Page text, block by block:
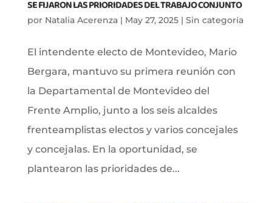
SE FIJARON LAS PRIORIDADES DEL TRABAJO CONJUNTO
por Natalia Acerenza| May 27, 2025| Sin categoría
El intendente electo de Montevideo, Mario
Bergara, mantuvo su primera reunión con
la Departamental de Montevideo del
Frente Amplio, junto a los seis alcaldes
frenteamplistas electos y varios concejales
y concejalas. En la oportunidad, se
plantearon las prioridades de...